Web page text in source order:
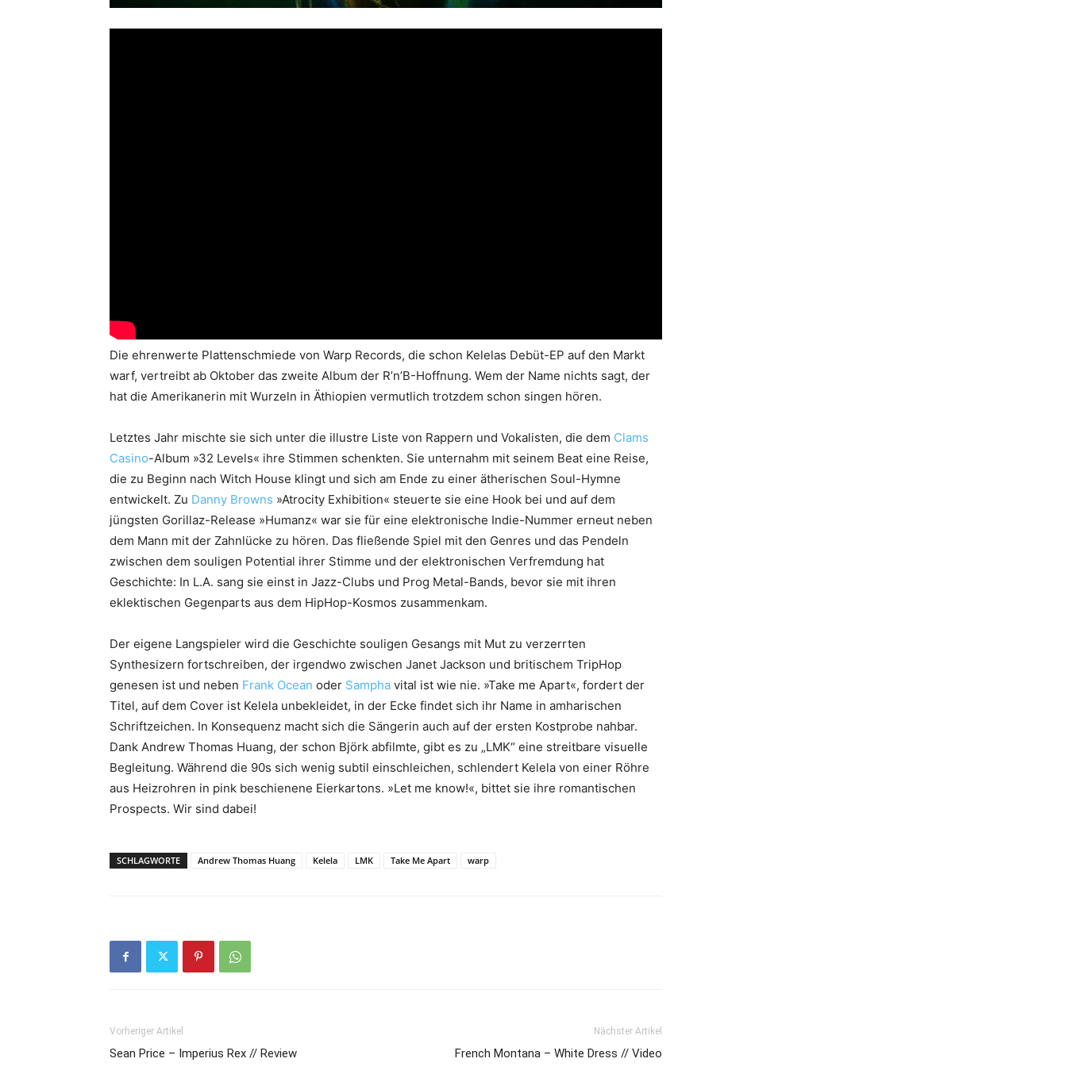
Die ehrenwerte Plattenschmiede von Warp Records, die schon Kelelas Debüt-EP auf den Markt
warf, vertreibt ab Oktober das zweite Album der R’n’B-Hoffnung. Wem der Name nichts sagt, der
hat die Amerikanerin mit Wurzeln in Äthiopien vermutlich trotzdem schon singen hören.
Letztes Jahr mischte sie sich unter die illustre Liste von Rappern und Vokalisten, die dem Clams
Casino-Album »32 Levels« ihre Stimmen schenkten. Sie unternahm mit seinem Beat eine Reise,
die zu Beginn nach Witch House klingt und sich am Ende zu einer ätherischen Soul-Hymne
entwickelt. Zu Danny Browns »Atrocity Exhibition« steuerte sie eine Hook bei und auf dem
jüngsten Gorillaz-Release »Humanz« war sie für eine elektronische Indie-Nummer erneut neben
dem Mann mit der Zahnlücke zu hören. Das fließende Spiel mit den Genres und das Pendeln
zwischen dem souligen Potential ihrer Stimme und der elektronischen Verfremdung hat
Geschichte: In L.A. sang sie einst in Jazz-Clubs und Prog Metal-Bands, bevor sie mit ihren
eklektischen Gegenparts aus dem HipHop-Kosmos zusammenkam.
Der eigene Langspieler wird die Geschichte souligen Gesangs mit Mut zu verzerrten
Synthesizern fortschreiben, der irgendwo zwischen Janet Jackson und britischem TripHop
genesen ist und neben Frank Ocean oder Sampha vital ist wie nie. »Take me Apart«, fordert der
Titel, auf dem Cover ist Kelela unbekleidet, in der Ecke findet sich ihr Name in amharischen
Schriftzeichen. In Konsequenz macht sich die Sängerin auch auf der ersten Kostprobe nahbar.
Dank Andrew Thomas Huang, der schon Björk abfilmte, gibt es zu „LMK“ eine streitbare visuelle
Begleitung. Während die 90s sich wenig subtil einschleichen, schlendert Kelela von einer Röhre
aus Heizrohren in pink beschienene Eierkartons. »Let me know!«, bittet sie ihre romantischen
Prospects. Wir sind dabei!
SCHLAGWORTE Andrew Thomas Huang Kelela LMK Take Me Apart warp
Vorheriger Artikel
Sean Price – Imperius Rex // Review
Nächster Artikel
French Montana – White Dress // Video